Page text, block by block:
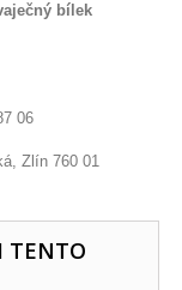
bílek
06
Zlín 760 01
TENTO